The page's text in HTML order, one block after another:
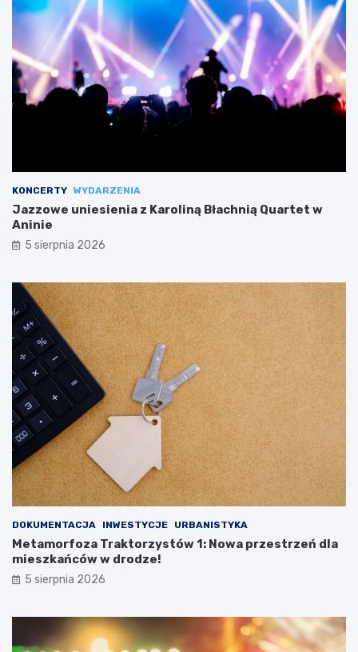
KONCERTY WYDARZENIA
Jazzowe uniesienia z Karoliną Błachnią Quartet w
Aninie
5 sierpnia 2026
DOKUMENTACJA INWESTYCJE URBANISTYKA
Metamorfoza Traktorzystów 1: Nowa przestrzeń dla
mieszkańców w drodze!
5 sierpnia 2026